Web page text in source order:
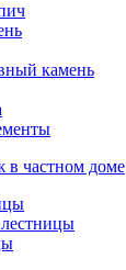
камень
в частном доме